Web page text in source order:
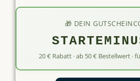
🎁 DEIN
20 € Rabatt · ab 50 € Bestellwert ·